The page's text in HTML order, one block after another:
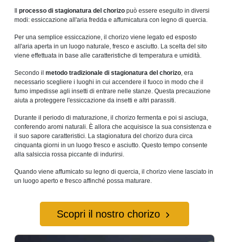
processo di stagionatura del chorizo può essere eseguito in diversi
modi: essiccazione all'aria fredda e affumicatura con legno di quercia.
Per una semplice essiccazione, il chorizo ​​viene legato ed esposto
all'aria aperta in un luogo naturale, fresco e asciutto. La scelta del sito
viene effettuata in base alle caratteristiche di temperatura e umidità.
Secondo il metodo tradizionale di stagionatura del chorizo, era
necessario scegliere i luoghi in cui accendere il fuoco in modo che il
fumo impedisse agli insetti di entrare nelle stanze. Questa precauzione
aiuta a proteggere l'essiccazione da insetti e altri parassiti.
Durante il periodo di maturazione, il chorizo ​​​​fermenta e poi si asciuga,
conferendo aromi naturali. È allora che acquisisce la sua consistenza e
il suo sapore caratteristici. La stagionatura del chorizo ​​dura circa
cinquanta giorni in un luogo fresco e asciutto. Questo tempo consente
alla salsiccia rossa piccante di indurirsi.
Quando viene affumicato su legno di quercia, il chorizo ​​​​viene lasciato in
un luogo aperto e fresco affinché possa maturare.
Scopri il nostro chorizo